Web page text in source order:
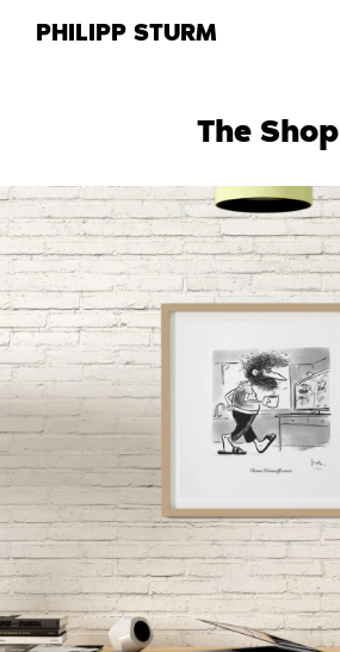
InhaltPHILIPP STURM
The Shop